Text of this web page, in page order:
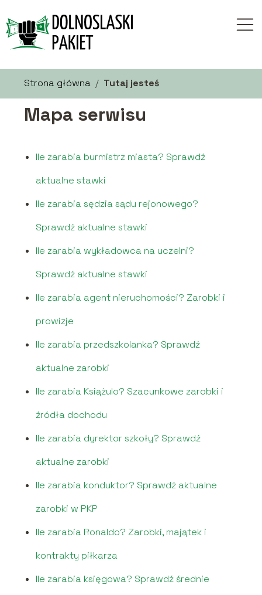
Strona główna / Tutaj jesteś
Mapa serwisu
Ile zarabia burmistrz miasta? Sprawdź
aktualne stawki
Ile zarabia sędzia sądu rejonowego?
Sprawdź aktualne stawki
Ile zarabia wykładowca na uczelni?
Sprawdź aktualne stawki
Ile zarabia agent nieruchomości? Zarobki i
prowizje
Ile zarabia przedszkolanka? Sprawdź
aktualne zarobki
Ile zarabia Książulo? Szacunkowe zarobki i
źródła dochodu
Ile zarabia dyrektor szkoły? Sprawdź
aktualne zarobki
Ile zarabia konduktor? Sprawdź aktualne
zarobki w PKP
Ile zarabia Ronaldo? Zarobki, majątek i
kontrakty piłkarza
Ile zarabia księgowa? Sprawdź średnie